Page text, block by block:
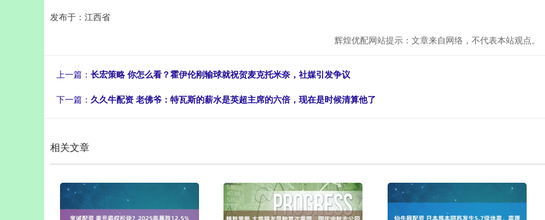
发布于：江西省
辉煌优配网站提示：文章来自网络，不代表本站观点。
上一篇： 长宏策略 你怎么看？霍伊伦刚输球就祝贺麦克托米奈，社媒引发争议
下一篇： 久久牛配资 老佛爷：特瓦斯的薪水是英超主席的六倍，现在是时候清算他了
相关文章